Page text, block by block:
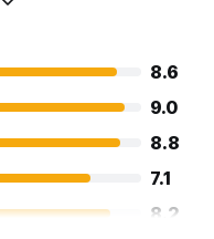
8.6
9.0
8.8
7.1
8.2